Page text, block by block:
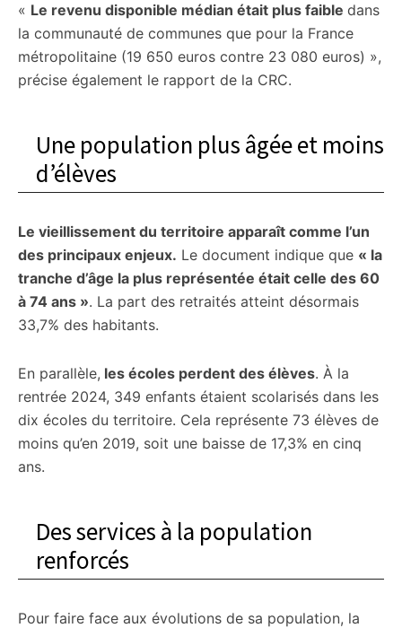
« Le revenu disponible médian était plus faible dans
la communauté de communes que pour la France
métropolitaine (19 650 euros contre 23 080 euros) »,
précise également le rapport de la CRC.
Une population plus âgée et moins
d’élèves
Le vieillissement du territoire apparaît comme l’un
des principaux enjeux. Le document indique que « la
tranche d’âge la plus représentée était celle des 60
à 74 ans ». La part des retraités atteint désormais
33,7% des habitants.
En parallèle, les écoles perdent des élèves. À la
rentrée 2024, 349 enfants étaient scolarisés dans les
dix écoles du territoire. Cela représente 73 élèves de
moins qu’en 2019, soit une baisse de 17,3% en cinq
ans.
Des services à la population
renforcés
Pour faire face aux évolutions de sa population, la